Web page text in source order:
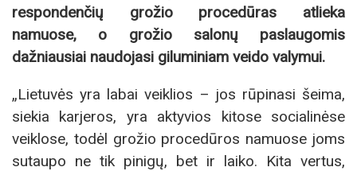
respondenčių grožio procedūras atlieka
namuose, o grožio salonų paslaugomis
dažniausiai naudojasi giluminiam veido valymui.
„Lietuvės yra labai veiklios – jos rūpinasi šeima,
siekia karjeros, yra aktyvios kitose socialinėse
veiklose, todėl grožio procedūros namuose joms
sutaupo ne tik pinigų, bet ir laiko. Kita vertus,